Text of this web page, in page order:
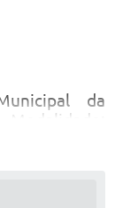
da
Concessão
das